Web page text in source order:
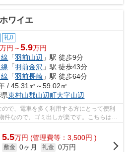
ワイエ
礼0
万円～5.9万円
「羽前山辺 」駅 徒歩9分
「羽前金沢 」駅 徒歩43分
「羽前長崎 」駅 徒歩64分
/ 45.31㎡～59.02㎡
県東村山郡山辺町大字山辺
で、電車を多く利用する方にとって便利
件なので、ゴミ出しが楽です。こちらは自
感のあ...
5.5万円 (管理費等：3,500円 )
敷金 0ヶ月 礼金 0万円